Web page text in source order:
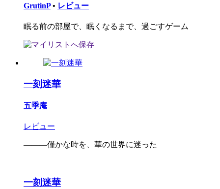
GrutinP • レビュー
眠る前の部屋で、眠くなるまで、過ごすゲーム
一刻迷華
五季庵
レビュー
―――僅かな時を、華の世界に迷った
一刻迷華